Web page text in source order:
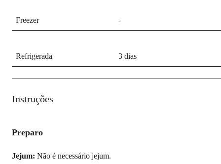
Freezer -
Refrigerada 3 dias
Instruções
Preparo
Jejum: Não é necessário jejum.